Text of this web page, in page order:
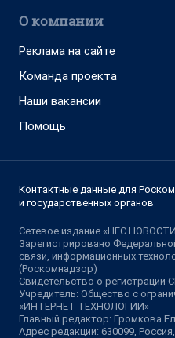
О компании
Реклама на сайте
Команда проекта
Наши вакансии
Помощь
Контактные данные для
и государственных органов
Сетевое издание
Зарегистрировано
связи, информационных
(Роскомнадзор)
Свидетельство о
Учредитель: Общество с
«ИНТЕРНЕТ ТЕХНОЛОГИИ»
Главный редактор: Громкова
Адрес редакции: 630099,